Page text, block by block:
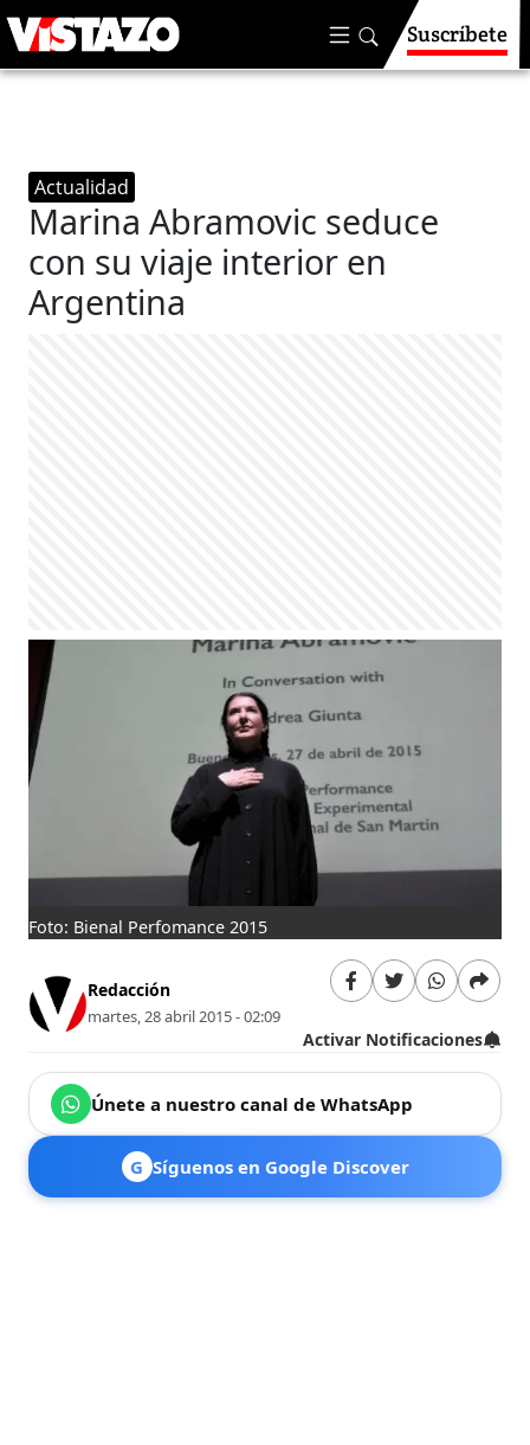
Suscríbete
Actualidad
Marina Abramovic seduce
con su viaje interior en
Argentina
Foto: Bienal Perfomance 2015
Redacción
martes, 28 abril 2015 - 02:09
Activar Notificaciones
Únete a nuestro canal de WhatsApp
G Síguenos en Google Discover